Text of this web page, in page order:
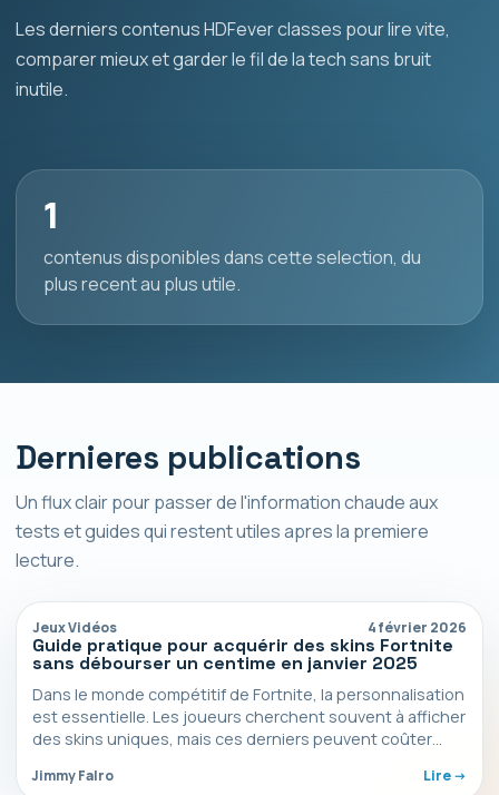
Les derniers contenus HDFever classes pour lire vite,
comparer mieux et garder le fil de la tech sans bruit
inutile.
1
contenus disponibles dans cette selection, du
plus recent au plus utile.
Dernieres publications
Un flux clair pour passer de l'information chaude aux
tests et guides qui restent utiles apres la premiere
lecture.
Jeux Vidéos 4 février 2026
Guide pratique pour acquérir des skins Fortnite
sans débourser un centime en janvier 2025
Dans le monde compétitif de Fortnite, la personnalisation
est essentielle. Les joueurs cherchent souvent à afficher
des skins uniques, mais ces derniers peuvent coûter…
Jimmy Falro Lire ->